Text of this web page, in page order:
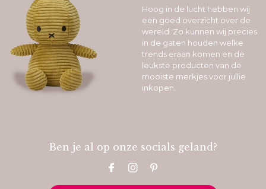
Hoog in de lucht hebben wij
een goed overzicht over de
wereld. Zo kunnen wij precies
in de gaten houden welke
trends eraan komen en de
leukste producten van de
mooiste merkjes voor jullie
inkopen.
Ben je al op onze socials geland?